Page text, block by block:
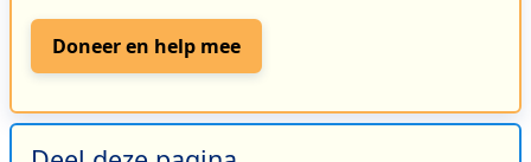
Doneer en help mee